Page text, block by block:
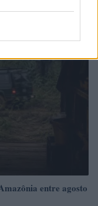
entre agosto